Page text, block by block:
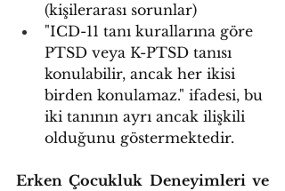
(kişilerarası sorunlar)
"ICD-11 tanı kurallarına göre
PTSD veya K-PTSD tanısı
konulabilir, ancak her ikisi
birden konulamaz." ifadesi, bu
iki tanının ayrı ancak ilişkili
olduğunu göstermektedir.
Erken Çocukluk Deneyimleri ve